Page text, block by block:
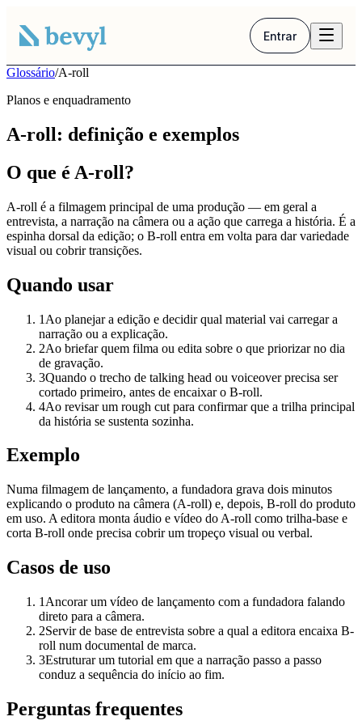
Entrar
Glossário/A-roll
Planos e enquadramento
A-roll: definição e exemplos
O que é A-roll?
A-roll é a filmagem principal de uma produção — em geral a
entrevista, a narração na câmera ou a ação que carrega a história. É a
espinha dorsal da edição; o B-roll entra em volta para dar variedade
visual ou cobrir transições.
Quando usar
1 Ao planejar a edição e decidir qual material vai carregar a
narração ou a explicação.
2Ao briefar quem filma ou edita sobre o que priorizar no dia
de gravação.
3Quando o trecho de talking head ou voiceover precisa ser
cortado primeiro, antes de encaixar o B-roll.
4Ao revisar um rough cut para confirmar que a trilha principal
da história se sustenta sozinha.
Exemplo
Numa filmagem de lançamento, a fundadora grava dois minutos
explicando o produto na câmera (A-roll) e, depois, B-roll do produto
em uso. A editora monta áudio e vídeo do A-roll como trilha-base e
corta B-roll onde precisa cobrir um tropeço visual ou verbal.
Casos de uso
1 Ancorar um vídeo de lançamento com a fundadora falando
direto para a câmera.
2Servir de base de entrevista sobre a qual a editora encaixa B-
roll num documental de marca.
3Estruturar um tutorial em que a narração passo a passo
conduz a sequência do início ao fim.
Perguntas frequentes